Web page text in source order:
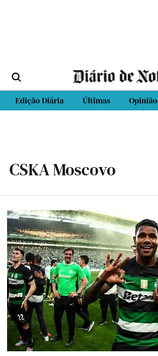
Edição Diária Últimas Opinião
CSKA Moscovo